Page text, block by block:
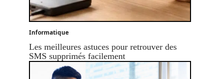
Informatique
Les meilleures astuces pour retrouver des
SMS supprimés facilement